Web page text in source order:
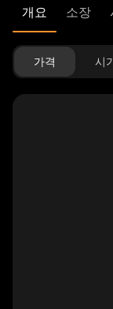
개요 소장
가격 시